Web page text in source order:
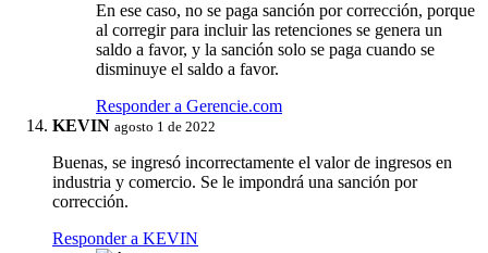
En ese caso, no se paga sanción por corrección, porque
al corregir para incluir las retenciones se genera un
saldo a favor, y la sanción solo se paga cuando se
disminuye el saldo a favor.
Responder a Gerencie.com
KEVIN agosto 1 de 2022
Buenas, se ingresó incorrectamente el valor de ingresos en
industria y comercio. Se le impondrá una sanción por
corrección.
Responder a KEVIN